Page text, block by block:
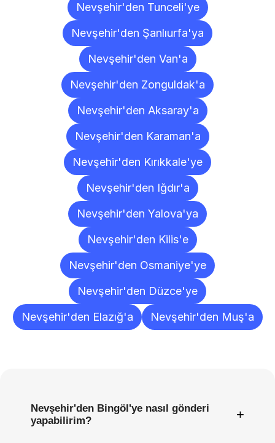
Nevşehir'den Tunceli'ye
Nevşehir'den Şanlıurfa'ya
Nevşehir'den Van'a
Nevşehir'den Zonguldak'a
Nevşehir'den Aksaray'a
Nevşehir'den Karaman'a
Nevşehir'den Kırıkkale'ye
Nevşehir'den Iğdır'a
Nevşehir'den Yalova'ya
Nevşehir'den Kilis'e
Nevşehir'den Osmaniye'ye
Nevşehir'den Düzce'ye
Nevşehir'den Elazığ'a
Nevşehir'den Muş'a
Nevşehir'den Bingöl'ye nasıl gönderi
yapabilirim?
+